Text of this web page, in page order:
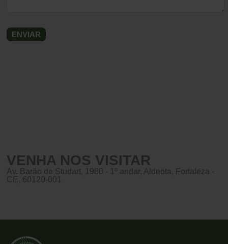
VENHA NOS VISITAR
Av. Barão de Studart, 1980 - 1º andar, Aldeota, Fortaleza -
CE, 60120-001